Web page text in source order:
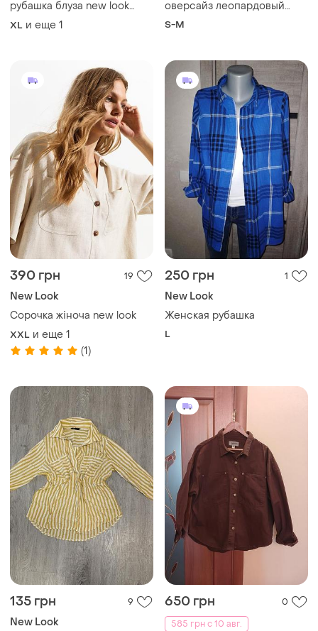
рубашка блуза new look
размер xl-2xl
XL и еще 1
оверсайз леопардовый
принт
S-M
390 грн 19
New Look
Сорочка жіноча new look
XXL и еще 1
(1)
250 грн 1
New Look
Женская рубашка
L
135 грн 9
New Look
650 грн
0
585 грн с 10 авг.